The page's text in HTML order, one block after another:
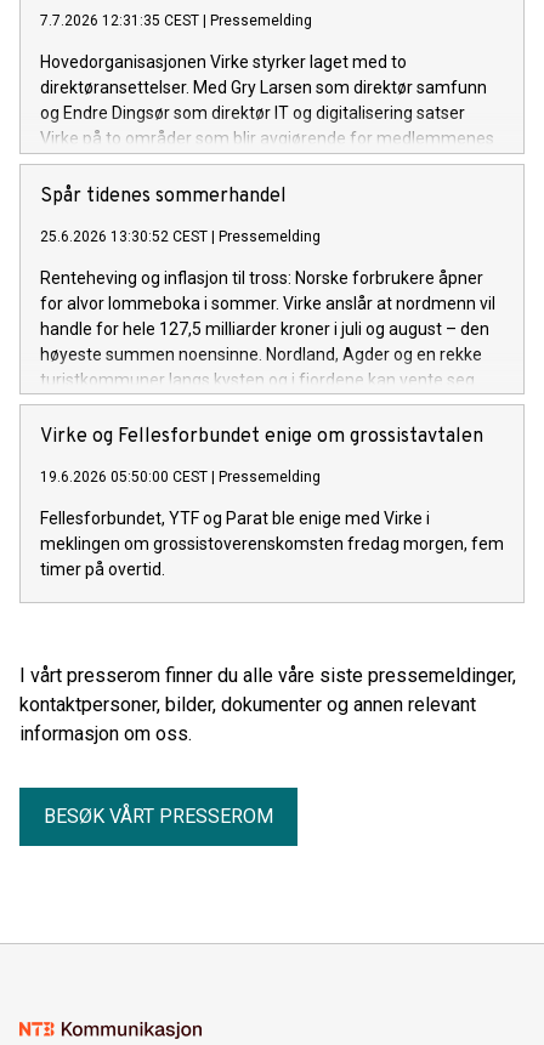
7.7.2026 12:31:35 CEST Pressemelding
Hovedorganisasjonen Virke styrker laget med to
direktøransettelser. Med Gry Larsen som direktør samfunn
og Endre Dingsør som direktør IT og digitalisering satser
Virke på to områder som blir avgjørende for medlemmenes
konkurransekraft i årene som kommer: samfunnspåvirkning
og digital omstilling.
Spår tidenes sommerhandel
25.6.2026 13:30:52 CEST Pressemelding
Renteheving og inflasjon til tross: Norske forbrukere åpner
for alvor lommeboka i sommer. Virke anslår at nordmenn vil
handle for hele 127,5 milliarder kroner i juli og august – den
høyeste summen noensinne. Nordland, Agder og en rekke
turistkommuner langs kysten og i fjordene kan vente seg
rekordomsetning.
Virke og Fellesforbundet enige om grossistavtalen
19.6.2026 05:50:00 CEST Pressemelding
Fellesforbundet, YTF og Parat ble enige med Virke i
meklingen om grossistoverenskomsten fredag morgen, fem
timer på overtid.
I vårt presserom finner du alle våre siste pressemeldinger,
kontaktpersoner, bilder, dokumenter og annen relevant
informasjon om oss.
BESØK VÅRT PRESSEROM